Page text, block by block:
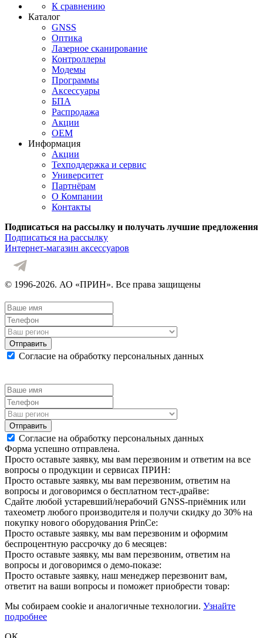
К сравнению
Каталог
GNSS
Оптика
Лазерное сканирование
Контроллеры
Модемы
Программы
Аксеcсуары
БПА
Распродажа
Акции
OEM
Информация
Акции
Техподдержка и сервис
Университет
Партнёрам
О Компании
Контакты
Подписаться на рассылку и получать лучшие предложения
Подписаться на рассылку
Интернет-магазин аксессуаров
© 1996-2026. АО «ПРИН». Все права защищены
Отправить
Согласие на обработку персональных данных
Отправить
Согласие на обработку персональных данных
Форма успешно отправлена.
Просто оставьте заявку, мы вам перезвоним и ответим на все
вопросы о продукции и сервисах ПРИН:
Просто оставьте заявку, мы вам перезвоним, ответим на
вопросы и договоримся о бесплатном тест-драйве:
Сдайте любой устаревший/нерабочий GNSS-приёмник или
тахеометр любого производителя и получи скидку до 30% на
покупку нового оборудования PrinCe:
Просто оставьте заявку, мы вам перезвоним и оформим
беспроцентную рассрочку до 6 месяцев:
Просто оставьте заявку, мы вам перезвоним, ответим на
вопросы и договоримся о демо-показе:
Просто оставьте заявку, наш менеджер перезвонит вам,
ответит на ваши вопросы и поможет приобрести товар:
Мы собираем cookie и аналогичные технологии. Узнайте
подробнее